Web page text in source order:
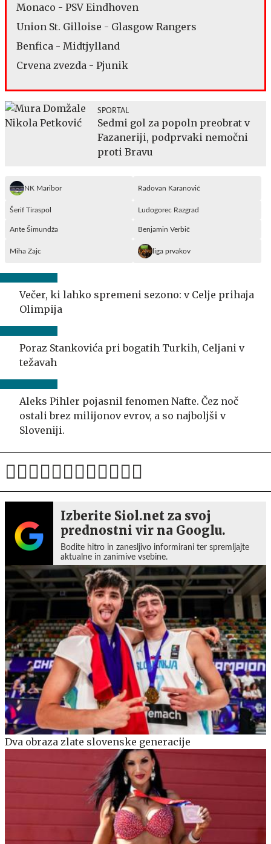
Monaco - PSV Eindhoven
Union St. Gilloise - Glasgow Rangers
Benfica - Midtjylland
Crvena zvezda - Pjunik
SPORTAL
Sedmi gol za popoln preobrat v
Fazaneriji, podprvaki nemočni
proti Bravu
NK Maribor Radovan Karanović
Šerif Tiraspol Ludogorec Razgrad
Ante Šimundža Benjamin Verbič
Miha Zajc liga prvakov
Večer, ki lahko spremeni sezono: v Celje prihaja
Olimpija
Poraz Stankovića pri bogatih Turkih, Celjani v
težavah
Aleks Pihler pojasnil fenomen Nafte. Čez noč
ostali brez milijonov evrov, a so najboljši v
Sloveniji.
Izberite Siol.net za svoj
prednostni vir na Googlu.
Bodite hitro in zanesljivo informirani ter spremljajte
aktualne in zanimive vsebine.
Dva obraza zlate slovenske generacije